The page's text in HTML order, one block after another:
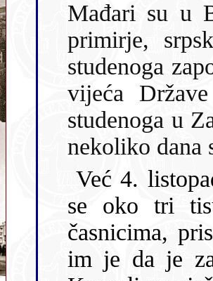
Mađari su u
primirje,
studenoga zaposjela je južnu
vijeća Države
studenoga u
nekoliko dana
Već 4. listopada
se oko tri
časnicima,
im je da je za njih rat završio i da idu svojim